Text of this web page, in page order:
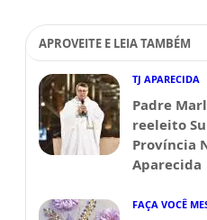
APROVEITE E LEIA TAMBÉM
TJ APARECIDA
Padre
reeleito
Província
Aparecida
FAÇA VOCÊ